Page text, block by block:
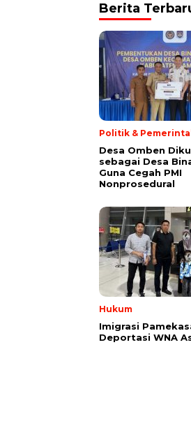
Berita
Politik &
Desa Omben
sebagai Desa
Guna Cegah PMI
Nonprosedural
Hukum
Imigrasi
Deportasi WNA